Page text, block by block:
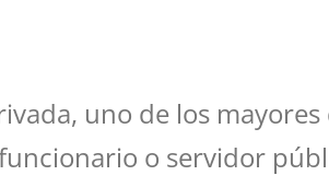
uno de los mayores
o servidor